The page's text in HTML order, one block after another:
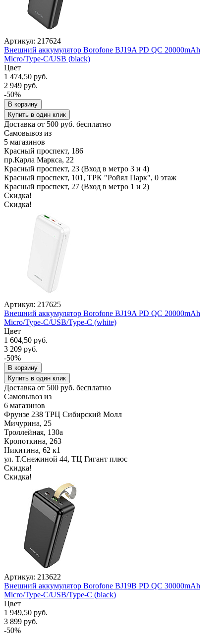
Артикул: 217624
Внешний аккумулятор Borofone BJ19A PD QC 20000mAh
Micro/Type-C/USB (black)
Цвет
1 474,50 руб.
2 949 руб.
-50%
В корзину
Купить в один клик
Доставка от 500 руб. бесплатно
Самовывоз из
5 магазинов
Красный проспект, 186
пр.Карла Маркса, 22
Красный проспект, 23 (Вход в метро 3 и 4)
Красный проспект, 101, ТРК "Ройял Парк", 0 этаж
Красный проспект, 27 (Вход в метро 1 и 2)
Скидка!
Скидка!
Артикул: 217625
Внешний аккумулятор Borofone BJ19A PD QC 20000mAh
Micro/Type-C/USB/Type-C (white)
Цвет
1 604,50 руб.
3 209 руб.
-50%
В корзину
Купить в один клик
Доставка от 500 руб. бесплатно
Самовывоз из
6 магазинов
Фрунзе 238 ТРЦ Сибирский Молл
Мичурина, 25
Троллейная, 130а
Кропоткина, 263
Никитина, 62 к1
ул. Т.Снежиной 44, ТЦ Гигант плюс
Скидка!
Скидка!
Артикул: 213622
Внешний аккумулятор Borofone BJ19B PD QC 30000mAh
Micro/Type-C/USB/Type-C (black)
Цвет
1 949,50 руб.
3 899 руб.
-50%